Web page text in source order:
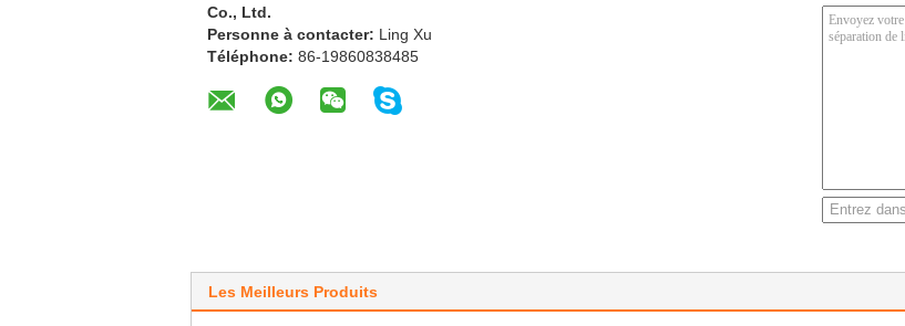
Co., Ltd.
Personne à contacter: Ling Xu
Téléphone: 86-19860838485
Les Meilleurs Produits